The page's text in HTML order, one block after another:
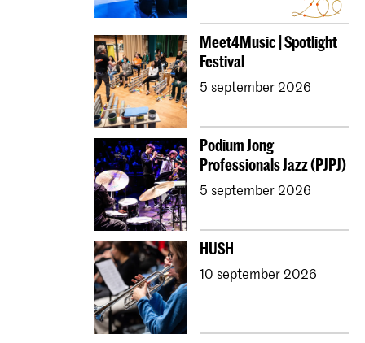
Meet4Music | Spotlight
Festival
5 september 2026
Podium Jong
Professionals Jazz (PJPJ)
5 september 2026
HUSH
10 september 2026